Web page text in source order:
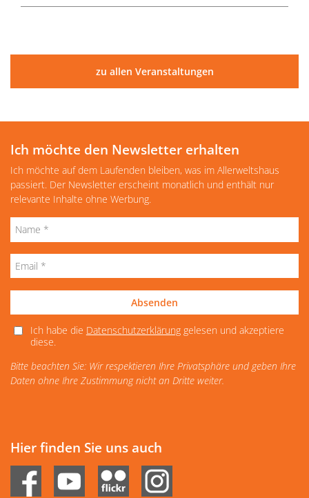
zu allen Veranstaltungen
Ich möchte den Newsletter erhalten
Ich möchte auf dem Laufenden bleiben, was im Allerweltshaus
passiert. Der Newsletter erscheint monatlich und enthält nur
relevante Inhalte ohne Werbung.
Absenden
Ich habe die Datenschutzerklärunggelesen und akzeptiere
diese.
Bitte beachten Sie: Wir respektieren Ihre Privatsphäre und geben Ihre
Daten ohne Ihre Zustimmung nicht an Dritte weiter.
Hier finden Sie uns auch